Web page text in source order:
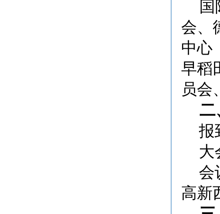
会、
中心
早稻
员会
二
报
大
会
高新